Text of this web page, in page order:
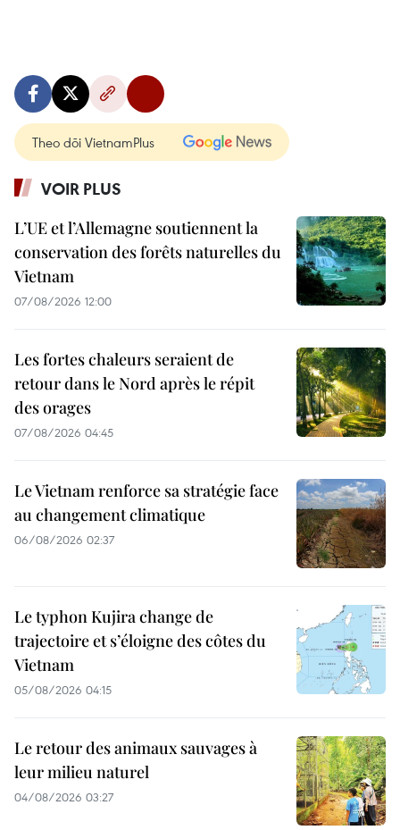
Theo dõi VietnamPlus
VOIR PLUS
L’UE et l’Allemagne soutiennent la
conservation des forêts naturelles du
Vietnam
07/08/2026 12:00
Les fortes chaleurs seraient de
retour dans le Nord après le répit
des orages
07/08/2026 04:45
Le Vietnam renforce sa stratégie face
au changement climatique
06/08/2026 02:37
Le typhon Kujira change de
trajectoire et s’éloigne des côtes du
Vietnam
05/08/2026 04:15
Le retour des animaux sauvages à
leur milieu naturel
04/08/2026 03:27